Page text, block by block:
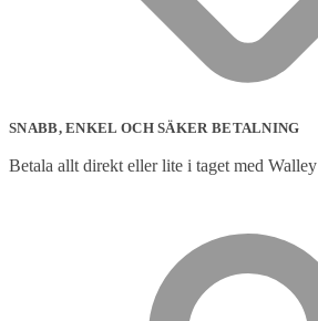
SNABB, ENKEL OCH SÄKER BETALNING
Betala allt direkt eller lite i taget med Walley